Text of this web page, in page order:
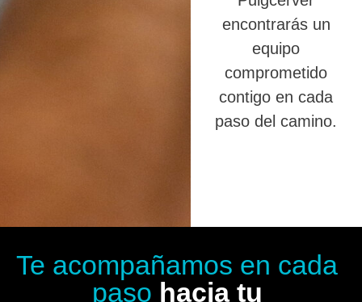
encontrarás un
equipo
comprometido
contigo en cada
paso del camino.
Te acompañamos en cada
paso hacia tu